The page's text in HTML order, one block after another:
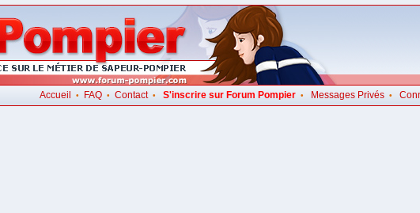
Accueil • FAQ• Contact• S'inscrire sur Forum Pompier• Messages Privés•